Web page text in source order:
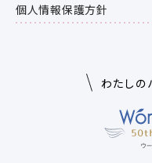
わたしの
個人情報保護方針